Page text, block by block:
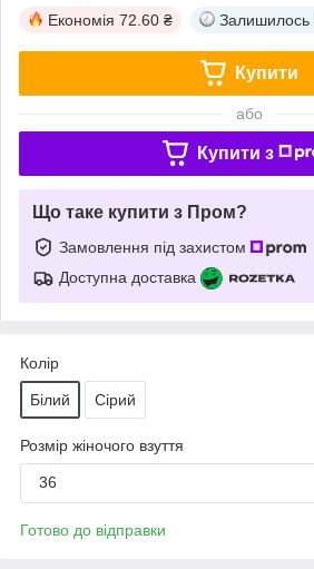
Економія 72.60 ₴ Залишилось
Купити
або
Купити з
Що таке купити з Пром?
Замовлення під захистом
Доступна доставка
Колір
Білий Сірий
Розмір жіночого взуття
36
Готово до відправки